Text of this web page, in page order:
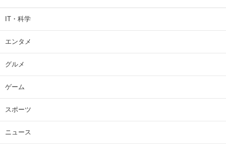
IT・科学
エンタメ
グルメ
ゲーム
スポーツ
ニュース